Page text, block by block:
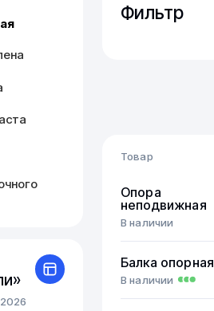
Фильтр
Товар
Опора
неподвижная
В наличии
Балка опорная
В наличии